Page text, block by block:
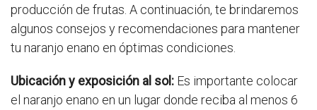
producción de frutas. A continuación, te brindaremos
algunos consejos y recomendaciones para mantener
tu naranjo enano en óptimas condiciones.
Ubicación y exposición al sol: Es importante colocar
el naranjo enano en un lugar donde reciba al menos 6